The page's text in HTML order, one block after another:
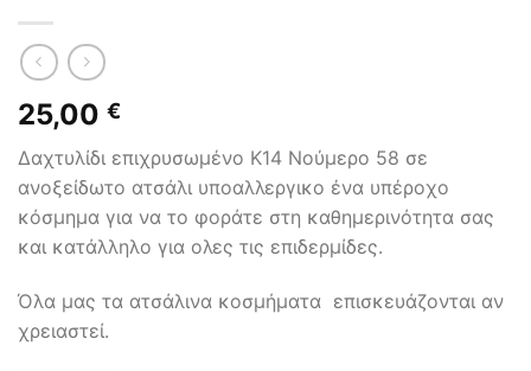
25,00 €
Δαχτυλίδι επιχρυσωμένο Κ14 Νούμερο 58 σε
ανοξείδωτο ατσάλι υποαλλεργικο ένα υπέροχο
κόσμημα για να το φοράτε στη καθημερινότητα σας
και κατάλληλο για ολες τις επιδερμίδες.
Όλα μας τα ατσάλινα κοσμήματα επισκευάζονται αν
χρειαστεί.